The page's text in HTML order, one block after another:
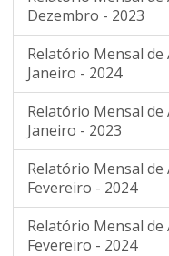
Dezembro - 2023
Relatório Mensal
Janeiro - 2024
Relatório Mensal
Janeiro - 2023
Relatório Mensal
Fevereiro - 2024
Relatório Mensal
Fevereiro - 2024